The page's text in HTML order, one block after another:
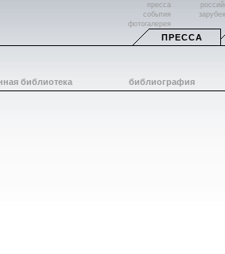
пресса
события
фотогалерея
ПРЕССА
библиотека библиография